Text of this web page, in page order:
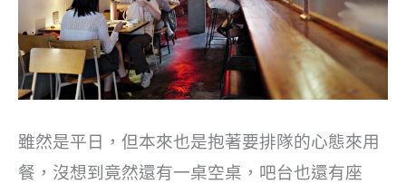
雖然是平日，但本來也是抱著要排隊的心態來用
餐，沒想到竟然還有一桌空桌，吧台也還有座